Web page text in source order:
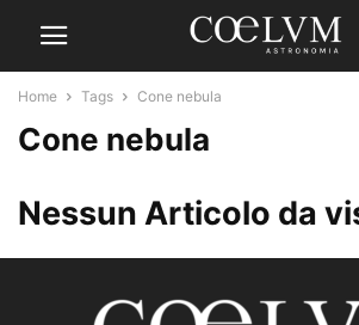
Home Tags Cone nebula
Cone nebula
Nessun Articolo da